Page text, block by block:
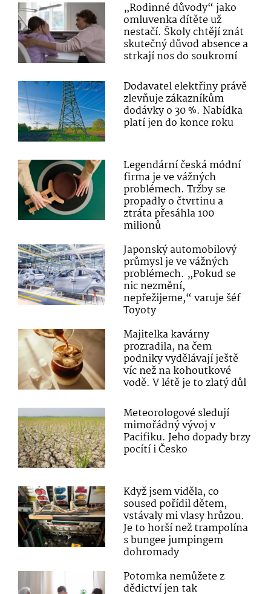
„Rodinné důvody“ jako
omluvenka dítěte už
nestačí. Školy chtějí znát
skutečný důvod absence a
strkají nos do soukromí
Dodavatel elektřiny právě
zlevňuje zákazníkům
dodávky o 30 %. Nabídka
platí jen do konce roku
Legendární česká módní
firma je ve vážných
problémech. Tržby se
propadly o čtvrtinu a
ztráta přesáhla 100
milionů
Japonský automobilový
průmysl je ve vážných
problémech. „Pokud se
nic nezmění,
nepřežijeme,“ varuje šéf
Toyoty
Majitelka kavárny
prozradila, na čem
podniky vydělávají ještě
víc než na kohoutkové
vodě. V létě je to zlatý důl
Meteorologové sledují
mimořádný vývoj v
Pacifiku. Jeho dopady brzy
pocítí i Česko
Když jsem viděla, co
soused pořídil dětem,
vstávaly mi vlasy hrůzou.
Je to horší než trampolína
s bungee jumpingem
dohromady
Potomka nemůžete z
dědictví jen tak